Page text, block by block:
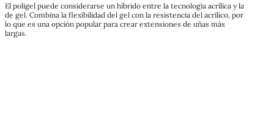
El poligel puede considerarse un híbrido entre la tecnología acrílica y la
de gel. Combina la flexibilidad del gel con la resistencia del acrílico, por
lo que es una opción popular para crear extensiones de uñas más
largas.